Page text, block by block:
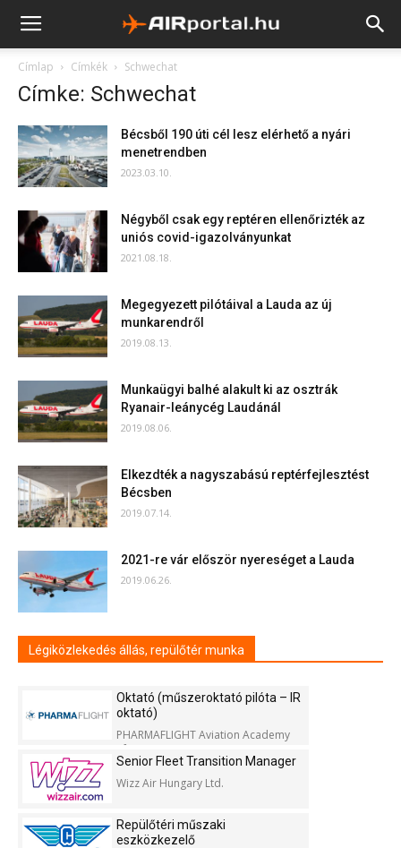
Címlap Címkék Schwechat
Címke: Schwechat
Bécsből 190 úti cél lesz elérhető a nyári
menetrendben
2023.03.10.
Négyből csak egy reptéren ellenőrizték az
uniós covid-igazolványunkat
2021.08.18.
Megegyezett pilótáival a Lauda az új
munkarendről
2019.08.13.
Munkaügyi balhé alakult ki az osztrák
Ryanair-leánycég Laudánál
2019.08.06.
Elkezdték a nagyszabású reptérfejlesztést
Bécsben
2019.07.14.
2021-re vár először nyereséget a Lauda
2019.06.26.
Légiközlekedés állás, repülőtér munka
Oktató (műszeroktató pilóta – IR
oktató)
PHARMAFLIGHT Aviation Academy
Kft.
Senior Fleet Transition Manager
Wizz Air Hungary Ltd.
Repülőtéri műszaki
eszközkezelő